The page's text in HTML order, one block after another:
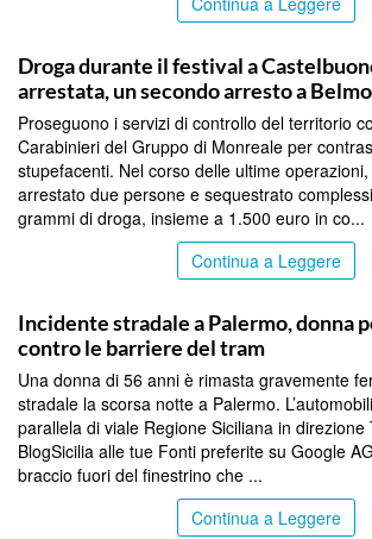
Droga durante il festival a
arrestata, un secondo arresto a
Proseguono i servizi di controllo del territorio
Carabinieri del Gruppo di Monreale per
stupefacenti. Nel corso delle ultime
arrestato due persone e sequestrato
grammi di droga, insieme a 1.500 euro in co...
Continua a Leggere
Incidente stradale a Palermo, donna
contro le barriere del tram
Una donna di 56 anni è rimasta gravemente
stradale la scorsa notte a Palermo.
parallela di viale Regione Siciliana in direzione
BlogSicilia alle tue Fonti preferite su Google
braccio fuori del finestrino che ...
Continua a Leggere